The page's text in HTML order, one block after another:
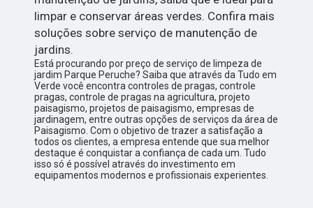
limpar e conservar áreas verdes. Confira mais
soluções sobre serviço de manutenção de
jardins.
Está procurando por preço de serviço de limpeza de
jardim Parque Peruche? Saiba que através da Tudo em
Verde você encontra controles de pragas, controle
pragas, controle de pragas na agricultura, projeto
paisagismo, projetos de paisagismo, empresas de
jardinagem, entre outras opções de serviços da área de
Paisagismo. Com o objetivo de trazer a satisfação a
todos os clientes, a empresa entende que sua melhor
destaque é conquistar a confiança de cada um. Tudo
isso só é possível através do investimento em
equipamentos modernos e profissionais experientes.